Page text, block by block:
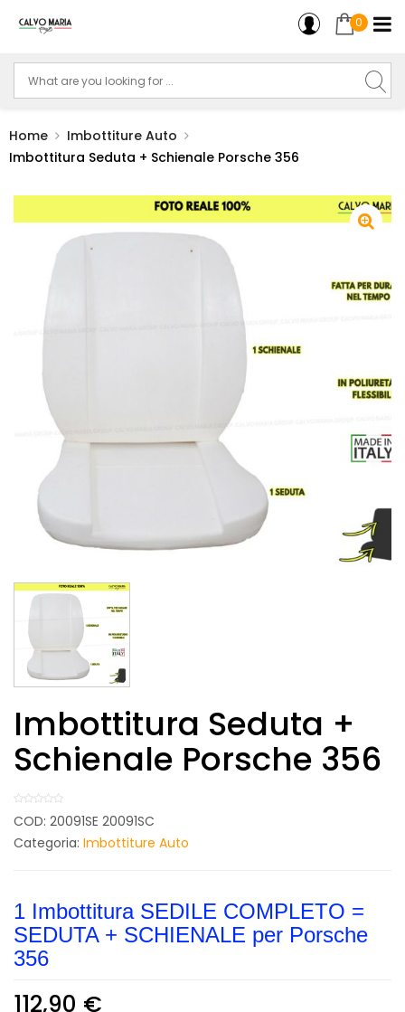
0
Home
Imbottiture Auto
Imbottitura Seduta + Schienale Porsche 356
Imbottitura Seduta +
Schienale Porsche 356
COD: 20091SE 20091SC
Categoria: Imbottiture Auto
1 Imbottitura SEDILE COMPLETO =
SEDUTA + SCHIENALE per Porsche
356
112,90 €